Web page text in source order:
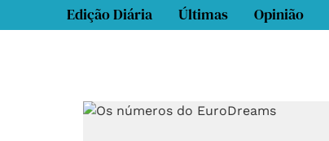
Edição Diária Últimas Opinião